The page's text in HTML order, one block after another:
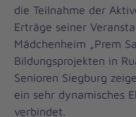
die Teilnahme der
Erträge seiner
Mädchenheim „Prem
Bildungsprojekten in
Senioren Siegburg
ein sehr dynamisches
verbindet.